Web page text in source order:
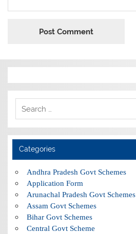
Categories
Andhra Pradesh Govt Schemes
Application Form
Arunachal Pradesh Govt Schemes
Assam Govt Schemes
Bihar Govt Schemes
Central Govt Scheme